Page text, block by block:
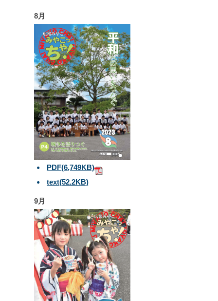
8月
PDF(6,749KB)
text(52.2KB)
9月